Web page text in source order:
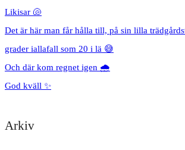
Likisar 🐚
Det är här man får hålla till, på sin lilla
grader iallafall som 20 i lä 😅
Och där kom regnet igen 🌧️
God kväll ✨
Arkiv